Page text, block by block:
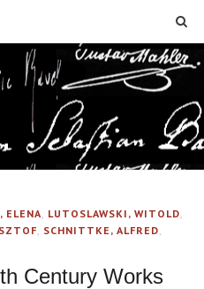
ELENA, LUTOSLAWSKI, WITOLD,
, SCHNITTKE, ALFRED,
Century Works